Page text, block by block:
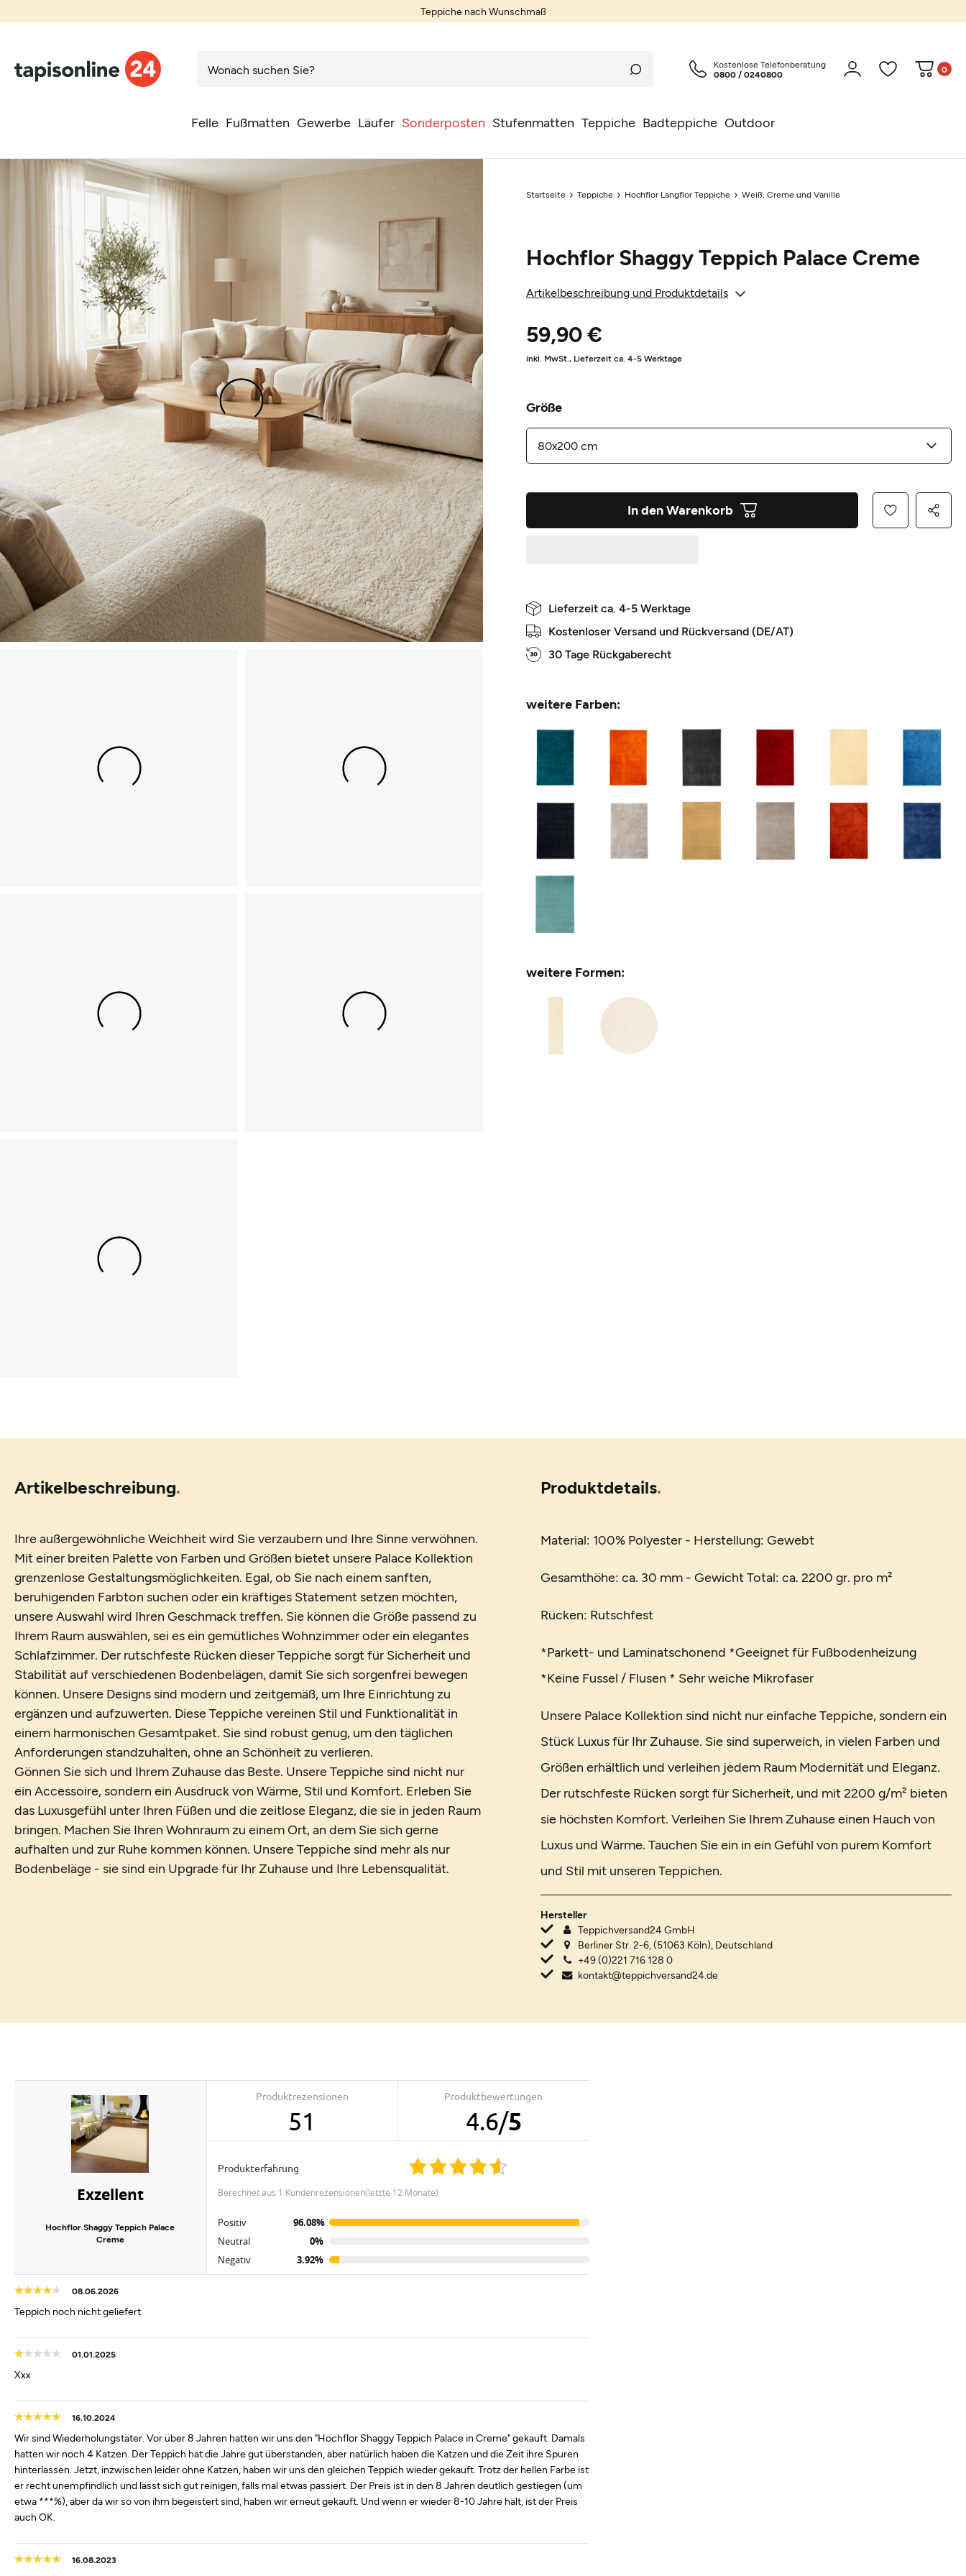
Kostenloser Versand und Rückversand innerhalb Deutschland und Österreich*
Felle Fußmatten Gewerbe Läufer Sonderposten Stufenmatten Teppiche Badteppiche Outdoor
Kostenlose Telefonberatung
0800 / 0240800
0
Startseite Teppiche Hochflor Langflor Teppiche Weiß, Creme und Vanille
Hochflor Shaggy Teppich Palace Creme
Artikelbeschreibung und Produktdetails
59,90 €
inkl. MwSt., Lieferzeit ca. 4-5 Werktage
Größe
In den Warenkorb
Lieferzeit ca. 4-5 Werktage
Kostenloser Versand und Rückversand (DE/AT)
30 Tage Rückgaberecht
weitere Farben:
weitere Formen:
Artikelbeschreibung
Ihre außergewöhnliche Weichheit wird Sie verzaubern und Ihre Sinne verwöhnen.
Mit einer breiten Palette von Farben und Größen bietet unsere Palace Kollektion
grenzenlose Gestaltungsmöglichkeiten. Egal, ob Sie nach einem sanften,
beruhigenden Farbton suchen oder ein kräftiges Statement setzen möchten,
unsere Auswahl wird Ihren Geschmack treffen. Sie können die Größe passend zu
Ihrem Raum auswählen, sei es ein gemütliches Wohnzimmer oder ein elegantes
Schlafzimmer. Der rutschfeste Rücken dieser Teppiche sorgt für Sicherheit und
Stabilität auf verschiedenen Bodenbelägen, damit Sie sich sorgenfrei bewegen
können. Unsere Designs sind modern und zeitgemäß, um Ihre Einrichtung zu
ergänzen und aufzuwerten. Diese Teppiche vereinen Stil und Funktionalität in
einem harmonischen Gesamtpaket. Sie sind robust genug, um den täglichen
Anforderungen standzuhalten, ohne an Schönheit zu verlieren.
Gönnen Sie sich und Ihrem Zuhause das Beste. Unsere Teppiche sind nicht nur
ein Accessoire, sondern ein Ausdruck von Wärme, Stil und Komfort. Erleben Sie
das Luxusgefühl unter Ihren Füßen und die zeitlose Eleganz, die sie in jeden Raum
bringen. Machen Sie Ihren Wohnraum zu einem Ort, an dem Sie sich gerne
aufhalten und zur Ruhe kommen können. Unsere Teppiche sind mehr als nur
Bodenbeläge - sie sind ein Upgrade für Ihr Zuhause und Ihre Lebensqualität.
Produktdetails
Material: 100% Polyester - Herstellung: Gewebt
Gesamthöhe: ca. 30 mm - Gewicht Total: ca. 2200 gr. pro m²
Rücken: Rutschfest
*Parkett- und Laminatschonend *Geeignet für Fußbodenheizung
*Keine Fussel / Flusen * Sehr weiche Mikrofaser
Unsere Palace Kollektion sind nicht nur einfache Teppiche, sondern ein
Stück Luxus für Ihr Zuhause. Sie sind superweich, in vielen Farben und
Größen erhältlich und verleihen jedem Raum Modernität und Eleganz.
Der rutschfeste Rücken sorgt für Sicherheit, und mit 2200 g/m² bieten
sie höchsten Komfort. Verleihen Sie Ihrem Zuhause einen Hauch von
Luxus und Wärme. Tauchen Sie ein in ein Gefühl von purem Komfort
und Stil mit unseren Teppichen.
Hersteller
Teppichversand24 GmbH
Berliner Str. 2-6, (51063 Köln), Deutschland
+49 (0)221 716 128 0
kontakt@teppichversand24.de
Exzellent
Hochflor Shaggy Teppich Palace
Creme
Produktrezensionen
51
Produktbewertungen
4.6/5
Produkterfahrung
berechnet aus 1 Kundenrezensionen(letzte 12 Monate)
Positiv
96.08%
Neutral
0%
Negativ
3.92%
08.06.2026
Teppich noch nicht geliefert
01.01.2025
Xxx
16.10.2024
Wir sind Wiederholungstäter. Vor über 8 Jahren hatten wir uns den "Hochflor Shaggy Teppich Palace in Creme" gekauft. Damals
hatten wir noch 4 Katzen. Der Teppich hat die Jahre gut überstanden, aber natürlich haben die Katzen und die Zeit ihre Spuren
hinterlassen. Jetzt, inzwischen leider ohne Katzen, haben wir uns den gleichen Teppich wieder gekauft. Trotz der hellen Farbe ist
er recht unempfindlich und lässt sich gut reinigen, falls mal etwas passiert. Der Preis ist in den 8 Jahren deutlich gestiegen (um
etwa ***%), aber da wir so von ihm begeistert sind, haben wir erneut gekauft. Und wenn er wieder 8-10 Jahre hält, ist der Preis
auch OK.
16.08.2023